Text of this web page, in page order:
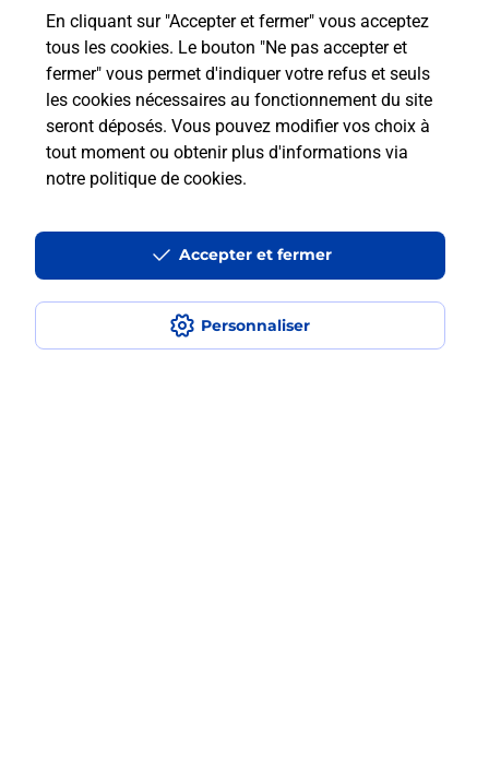
En cliquant sur "Accepter et fermer" vous acceptez
tous les cookies. Le bouton "Ne pas accepter et
fermer" vous permet d'indiquer votre refus et seuls
les cookies nécessaires au fonctionnement du site
seront déposés. Vous pouvez modifier vos choix à
tout moment ou obtenir plus d'informations via
notre politique de cookies.
Personnaliser
Accepter et fermer
numéro de mobile gratuitement ?
Est-ce que je peux bénéficier de la 5G
avec La Poste Mobile ?
Est-ce que je peux utiliser mon forfait
à l’étranger avec La Poste Mobile ?
Est-ce que je peux payer mon iPhone
en plusieurs fois avec La Poste Mobile
?